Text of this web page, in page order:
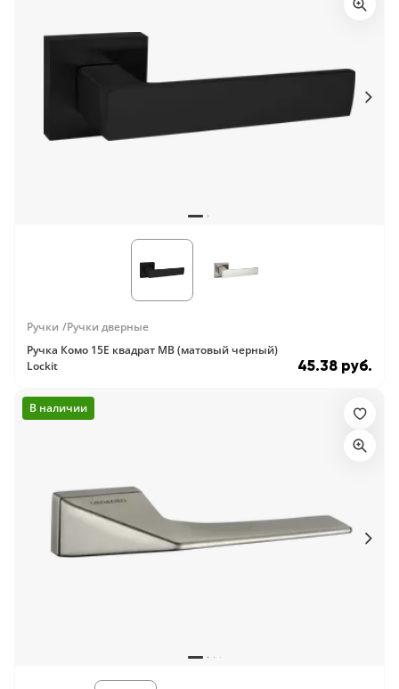
Ручки
Ручки дверные
Ручка Комо 15E квадрат MB (матовый черный)
Lockit
45.38 руб.
В наличии